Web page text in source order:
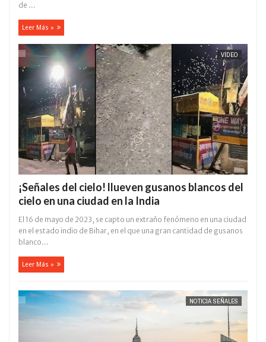
de ...
Leer Más »
VÍDEO
¡Señales del cielo! llueven gusanos blancos del
cielo en una ciudad en la India
El 16 de mayo de 2023, se capto un extraño fenómeno en una ciudad
en el estado indio de Bihar, en el que una gran cantidad de gusanos
blanco...
Leer Más »
NOTICIA SEÑALES